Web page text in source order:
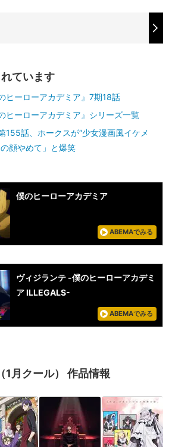
ています
ヒーローアカデミア』7期18話
ヒーローアカデミア』シリーズ一覧
155話、ホークスが“少女漫画風イケメ
顔やめて」と爆笑
僕のヒーローアカデミア
ABEMAでみる
ヴィジランテ -僕のヒーローアカデミ
ア ILLEGALS-
ABEMAでみる
月クール） 作品情報